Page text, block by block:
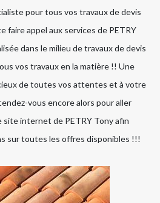
pour tous vos travaux de devis
faire appel aux services de PETRY
dans le milieu de travaux de devis
vos travaux en la matière !! Une
de toutes vos attentes et à votre
vous encore alors pour aller
site internet de PETRY Tony afin
sur toutes les offres disponibles !!!